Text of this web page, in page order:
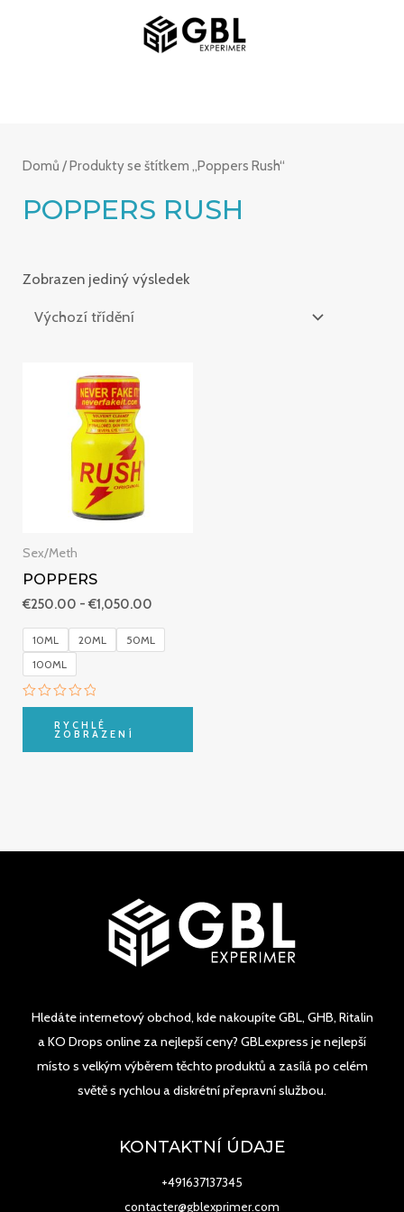
HLAVNÍ
NABÍDKA
Domů / Produkty se štítkem „Poppers Rush“
POPPERS RUSH
Zobrazen jediný výsledek
Sex/Meth
POPPERS
€250.00 - €1,050.00
10ML 20ML
50ML
100ML
Hodnocení
RYCHLÉ
ZOBRAZENÍ
Hledáte internetový obchod, kde nakoupíte GBL, GHB, Ritalin
a KO Drops online za nejlepší ceny? GBLexpress je nejlepší
místo s velkým výběrem těchto produktů a zasílá po celém
světě s rychlou a diskrétní přepravní službou.
KONTAKTNÍ ÚDAJE
+491637137345
contacter@gblexprimer.com